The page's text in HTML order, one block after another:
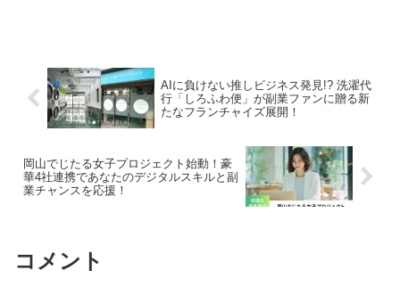
AIに負けない推しビジネス発見!? 洗濯代
行「しろふわ便」が副業ファンに贈る新
たなフランチャイズ展開！
岡山でじたる女子プロジェクト始動！豪
華4社連携であなたのデジタルスキルと副
業チャンスを応援！
コメント